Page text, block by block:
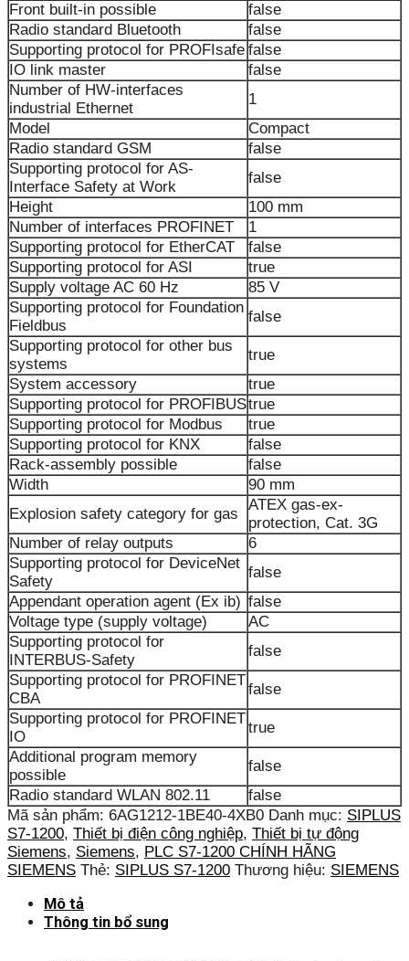
Front built-in possible
false
Radio standard Bluetooth
false
Supporting protocol for PROFIsafe false
IO link master
false
Number of HW-interfaces
industrial Ethernet
1
Model
Compact
Radio standard GSM
false
Supporting protocol for AS-
Interface Safety at Work
false
Height
100 mm
Number of interfaces PROFINET
1
Supporting protocol for EtherCAT
false
Supporting protocol for ASI
true
Supply voltage AC 60 Hz
85 V
Supporting protocol for Foundation
Fieldbus
false
Supporting protocol for other bus
systems
true
System accessory
true
Supporting protocol for PROFIBUStrue
Supporting protocol for Modbus
true
Supporting protocol for KNX
false
Rack-assembly possible
false
Width
90 mm
Explosion safety category for gas
ATEX gas-ex-
protection, Cat. 3G
Number of relay outputs
6
Supporting protocol for DeviceNet
Safety
false
Appendant operation agent (Ex ib) false
Voltage type (supply voltage)
AC
Supporting protocol for
INTERBUS-Safety
false
Supporting protocol for PROFINET
CBA
false
Supporting protocol for PROFINET
IO
true
Additional program memory
possible
false
Radio standard WLAN 802.11
false
Mã sản phẩm: 6AG1212-1BE40-4XB0 Danh mục: SIPLUS
S7-1200, Thiết bị điện công nghiệp, Thiết bị tự động
Siemens, Siemens, PLC S7-1200 CHÍNH HÃNG
SIEMENS Thẻ: SIPLUS S7-1200 Thương hiệu: SIEMENS
Mô tả
Thông tin bổ sung